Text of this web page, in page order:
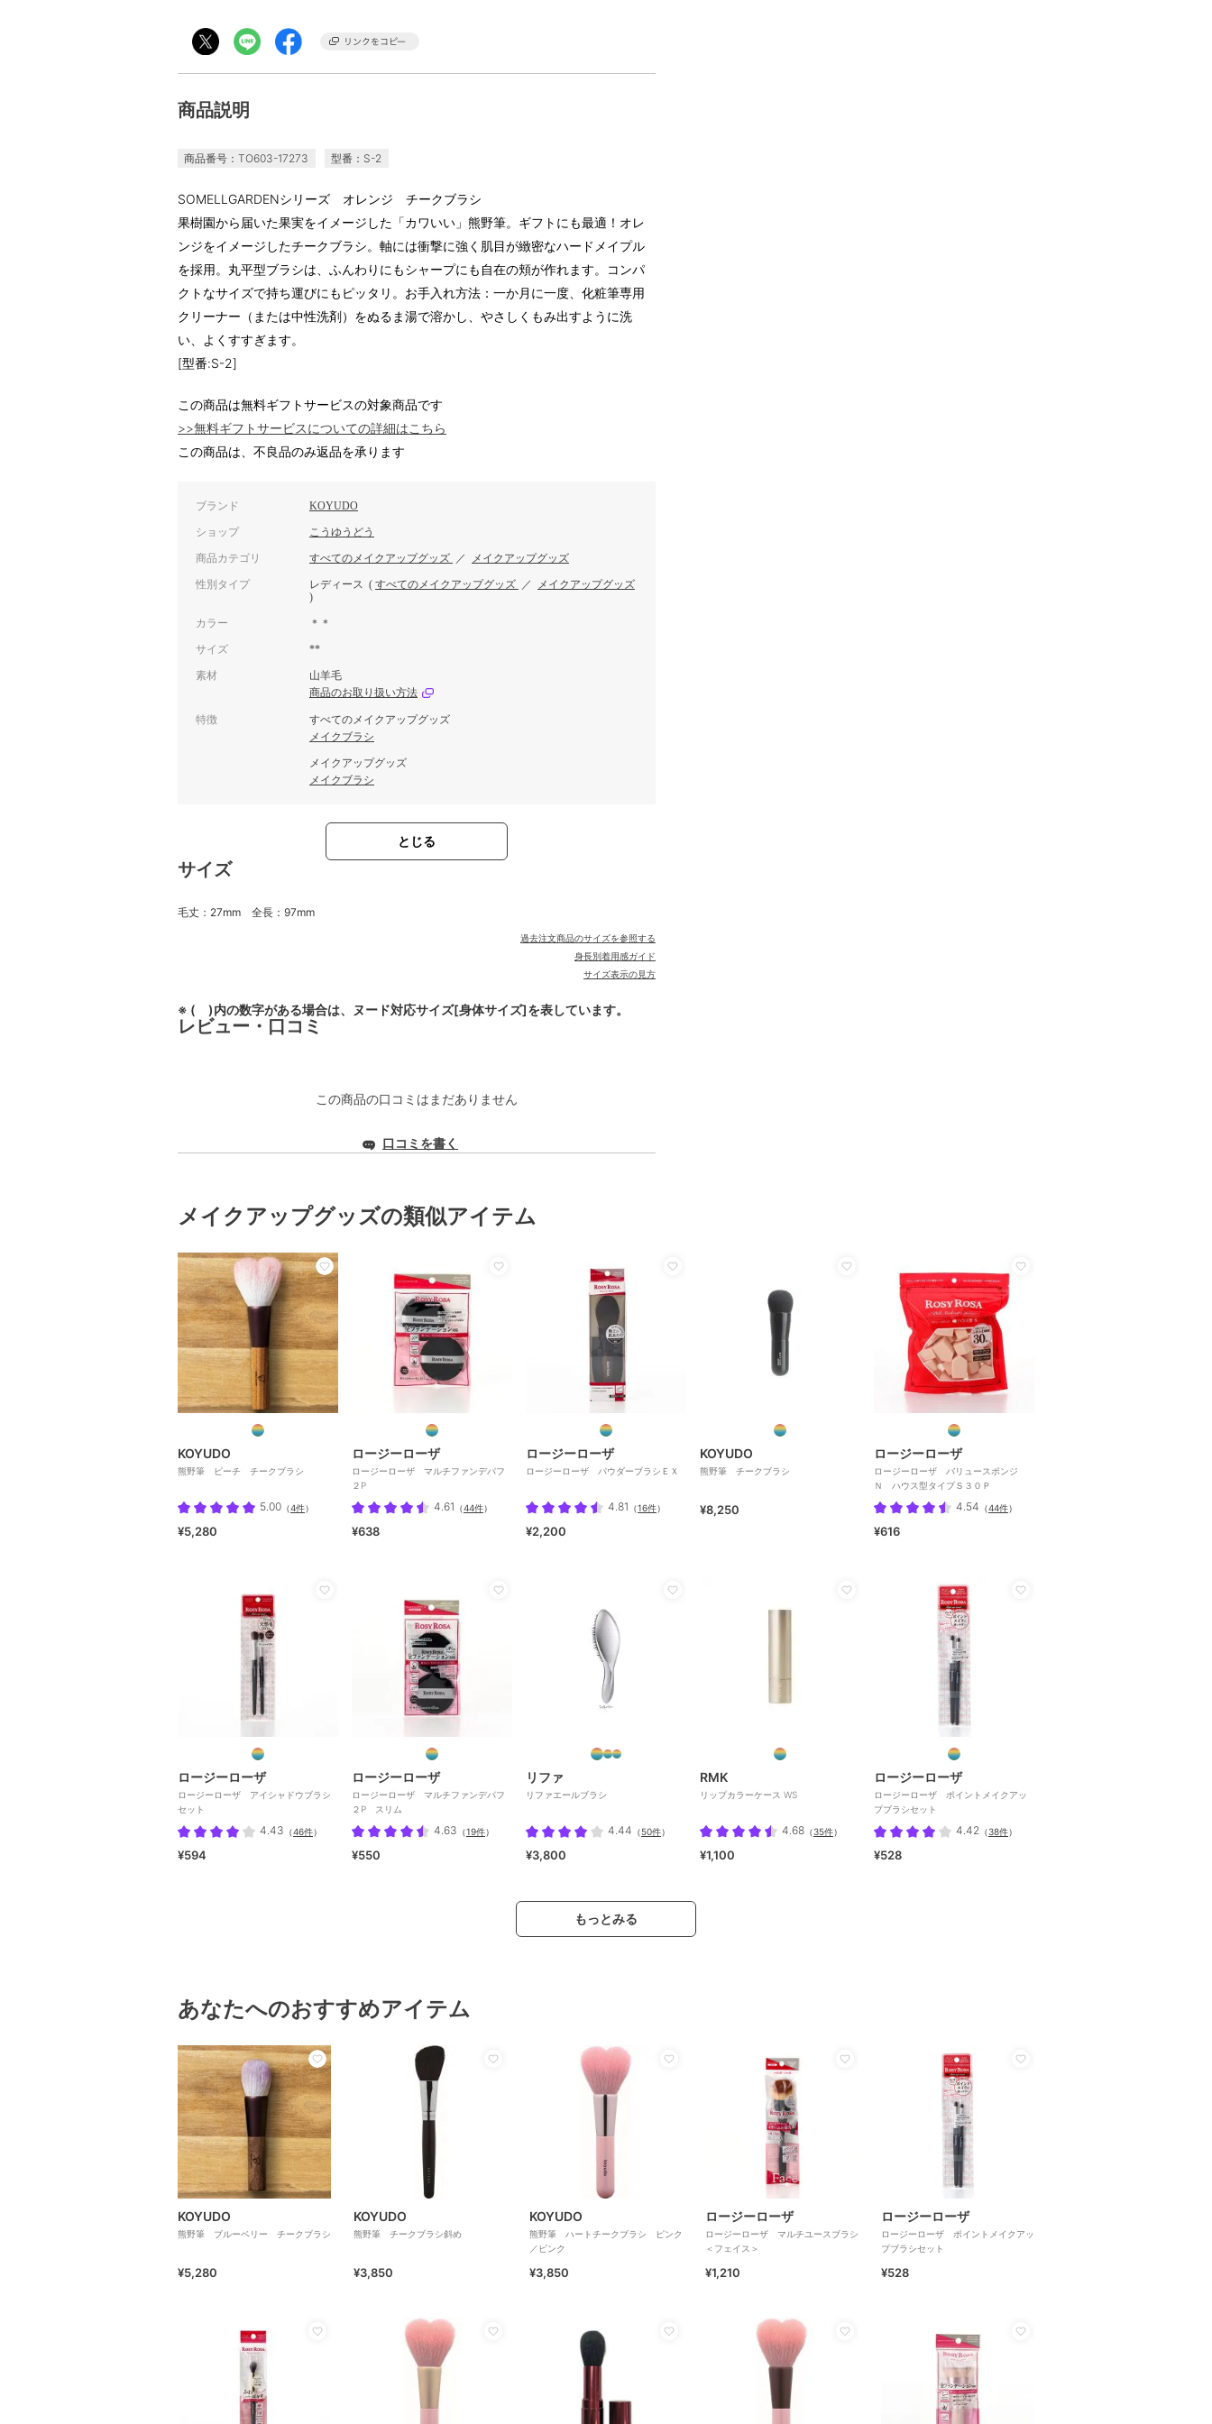
商品説明
商品番号：TO603-17273 型番：S-2
SOMELLGARDENシリーズ オレンジ チークブラシ
果樹園から届いた果実をイメージした「カワいい」熊野筆。ギフトにも最適！オレ
ンジをイメージしたチークブラシ。軸には衝撃に強く肌目が緻密なハードメイプル
を採用。丸平型ブラシは、ふんわりにもシャープにも自在の頬が作れます。コンパ
クトなサイズで持ち運びにもピッタリ。お手入れ方法：一か月に一度、化粧筆専用
クリーナー（または中性洗剤）をぬるま湯で溶かし、やさしくもみ出すように洗
い、よくすすぎます。
[型番:S-2]
この商品は無料ギフトサービスの対象商品です
>>無料ギフトサービスについての詳細はこちら
この商品は、不良品のみ返品を承ります
ブランド KOYUDO
ショップ こうゆうどう
商品カテゴリ すべてのメイクアップグッズ ／ メイクアップグッズ
性別タイプ レディース ( すべてのメイクアップグッズ ／
メイクアップグッズ
)
カラー ＊＊
サイズ **
素材
山羊毛
商品のお取り扱い方法
特徴
すべてのメイクアップグッズ
メイクブラシ
メイクアップグッズ
メイクブラシ
とじる
サイズ
毛丈：27mm 全長：97mm
過去注文商品のサイズを参照する
身長別着用感ガイド
サイズ表示の見方
※ ( )内の数字がある場合は、ヌード対応サイズ[身体サイズ]を表しています。
レビュー・口コミ
この商品の口コミはまだありません
口コミを書く
メイクアップグッズの類似アイテム
KOYUDO
熊野筆 ピーチ チークブラシ
5.00 （4件）
¥5,280
ロージーローザ
ロージーローザ マルチファンデパフ
２P
4.61 （44件）
¥638
ロージーローザ
ロージーローザ パウダーブラシＥＸ
4.81 （16件）
¥2,200
KOYUDO
熊野筆 チークブラシ
¥8,250
ロージーローザ
ロージーローザ バリュースポンジ
Ｎ ハウス型タイプＳ３０Ｐ
4.54 （44件）
¥616
ロージーローザ
ロージーローザ アイシャドウブラシ
セット
4.43 （46件）
¥594
ロージーローザ
ロージーローザ マルチファンデパフ
２P スリム
4.63 （19件）
¥550
リファ
リファエールブラシ
4.44 （50件）
¥3,800
RMK
リップカラーケース WS
4.68 （35件）
¥1,100
ロージーローザ
ロージーローザ ポイントメイクアッ
プブラシセット
4.42 （38件）
¥528
もっとみる
あなたへのおすすめアイテム
KOYUDO
熊野筆 ブルーベリー チークブラシ
¥5,280
KOYUDO
熊野筆 チークブラシ斜め
¥3,850
KOYUDO
熊野筆 ハートチークブラシ ピンク
／ピンク
¥3,850
ロージーローザ
ロージーローザ マルチユースブラシ
＜フェイス＞
¥1,210
ロージーローザ
ロージーローザ ポイントメイクアッ
プブラシセット
¥528